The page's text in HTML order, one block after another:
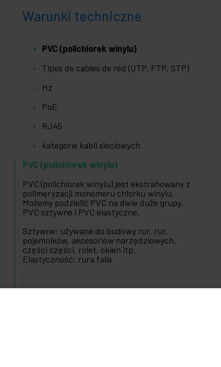
Warunki techniczne
PVC (polichlorek winylu)
Tipos de cables de red (UTP, FTP, STP)
Hz
PoE
RJ45
kategorie kabli sieciowych
PVC (polichlorek winylu)
PVC (polichlorek winylu) jest ekstrahowany z
polimeryzacji monomeru chlorku winylu.
Możemy podzielić PVC na dwie duże grupy,
PVC sztywne i PVC elastyczne.
Sztywne: używane do budowy rur, rur,
pojemników, akcesoriów narzędziowych,
części części, rolet, okien itp.
Elastyczność: rura falis